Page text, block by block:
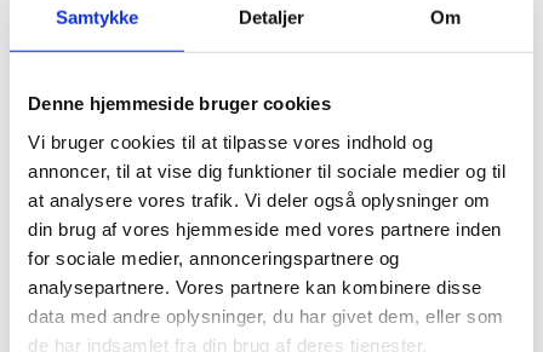
Samtykke Detaljer Om
Denne hjemmeside bruger cookies
Vi bruger cookies til at tilpasse vores indhold og
annoncer, til at vise dig funktioner til sociale medier og til
at analysere vores trafik. Vi deler også oplysninger om
din brug af vores hjemmeside med vores partnere inden
for sociale medier, annonceringspartnere og
analysepartnere. Vores partnere kan kombinere disse
data med andre oplysninger, du har givet dem, eller som
de har indsamlet fra din brug af deres tjenester.
SERVERSKABE
VÅBENSKABE
MOBILHOTEL
MEDICINSKABE TIL PLEJEHJEM/BOSTEDER
BRUGTE SKABE - LAGERSALG
UDVALGTE VARER
ELEKTRONISKE NØGLESKABE